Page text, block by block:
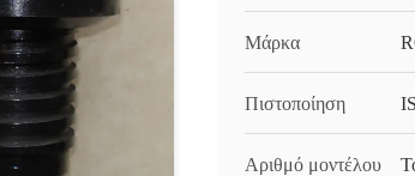
Μάρκα
Πιστοποίηση
Αριθμό μοντέλου